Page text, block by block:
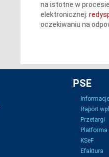
na istotne w
elektronicznej:
oczekiwaniu na
PSE
Raport
Przetargi
Platforma
KSeF
Efaktura